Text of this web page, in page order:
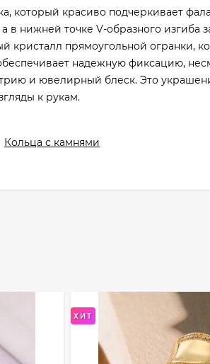
который красиво подчеркивает
нижней точке V-образного изгиба
кристалл прямоугольной огранки,
надежную фиксацию,
и ювелирный блеск. Это
к рукам.
Кольца с камнями
ХИТ